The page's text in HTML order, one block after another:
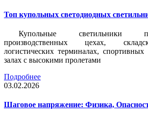
Топ купольных светодиодных
Купольные светильники
производственных цехах,
логистических терминалах, спортивных
залах с высокими пролетами
Подробнее
03.02.2026
Шаговое напряжение: Физика,